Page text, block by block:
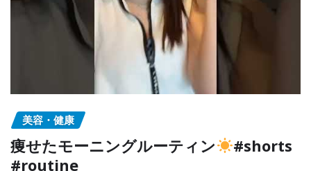
美容・健康
痩せたモーニングルーティン
#shorts
#routine